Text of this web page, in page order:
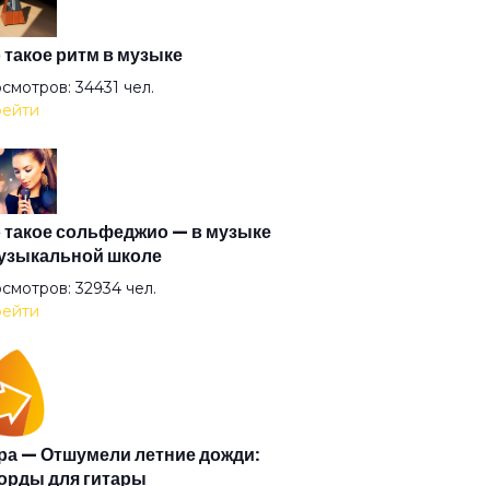
(feat. Сансара)
2
тишина
такое ритм в музыке
34431 чел.
такое сольфеджио — в музыке
школе
32934 чел.
— Отшумели летние дожди:
для гитары